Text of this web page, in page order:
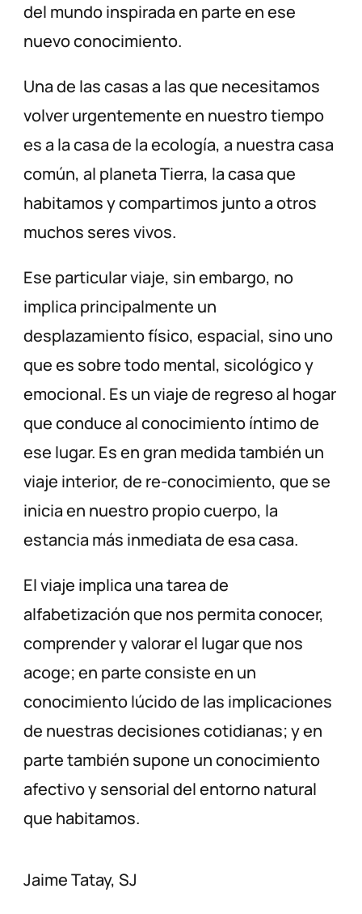
del mundo inspirada en parte en ese
nuevo conocimiento.
Una de las casas a las que necesitamos
volver urgentemente en nuestro tiempo
es a la casa de la ecología, a nuestra casa
común, al planeta Tierra, la casa que
habitamos y compartimos junto a otros
muchos seres vivos.
Ese particular viaje, sin embargo, no
implica principalmente un
desplazamiento físico, espacial, sino uno
que es sobre todo mental, sicológico y
emocional. Es un viaje de regreso al hogar
que conduce al conocimiento íntimo de
ese lugar. Es en gran medida también un
viaje interior, de re-conocimiento, que se
inicia en nuestro propio cuerpo, la
estancia más inmediata de esa casa.
El viaje implica una tarea de
alfabetización que nos permita conocer,
comprender y valorar el lugar que nos
acoge; en parte consiste en un
conocimiento lúcido de las implicaciones
de nuestras decisiones cotidianas; y en
parte también supone un conocimiento
afectivo y sensorial del entorno natural
que habitamos.
Jaime Tatay, SJ